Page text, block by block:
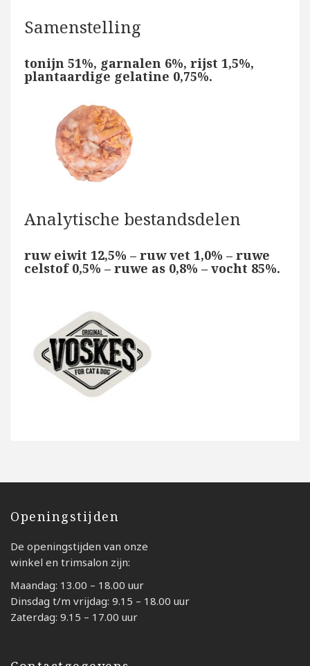
Samenstelling
tonijn 51%, garnalen 6%, rijst 1,5%,
plantaardige gelatine 0,75%.
Analytische bestandsdelen
ruw eiwit 12,5% – ruw vet 1,0% – ruwe
celstof 0,5% – ruwe as 0,8% – vocht 85%.
Openingstijden
De openingstijden van onze
winkel en trimsalon zijn:
Maandag: 13.00 – 18.00 uur
Dinsdag t/m vrijdag: 9.15 – 18.00 uur
Zaterdag: 9.15 – 17.00 uur